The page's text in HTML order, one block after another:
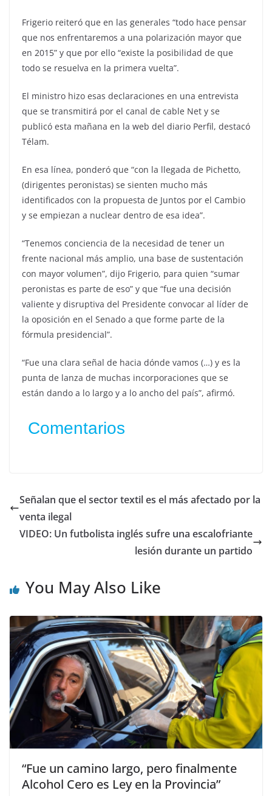
Frigerio reiteró que en las generales “todo hace pensar
que nos enfrentaremos a una polarización mayor que
en 2015” y que por ello “existe la posibilidad de que
todo se resuelva en la primera vuelta”.
El ministro hizo esas declaraciones en una entrevista
que se transmitirá por el canal de cable Net y se
publicó esta mañana en la web del diario Perfil, destacó
Télam.
En esa línea, ponderó que “con la llegada de Pichetto,
(dirigentes peronistas) se sienten mucho más
identificados con la propuesta de Juntos por el Cambio
y se empiezan a nuclear dentro de esa idea”.
“Tenemos conciencia de la necesidad de tener un
frente nacional más amplio, una base de sustentación
con mayor volumen”, dijo Frigerio, para quien “sumar
peronistas es parte de eso” y que “fue una decisión
valiente y disruptiva del Presidente convocar al líder de
la oposición en el Senado a que forme parte de la
fórmula presidencial”.
“Fue una clara señal de hacia dónde vamos (…) y es la
punta de lanza de muchas incorporaciones que se
están dando a lo largo y a lo ancho del país”, afirmó.
Comentarios
Señalan que el sector textil es el más afectado por la
venta ilegal
VIDEO: Un futbolista inglés sufre una escalofriante
lesión durante un partido
You May Also Like
“Fue un camino largo, pero finalmente
Alcohol Cero es Ley en la Provincia”